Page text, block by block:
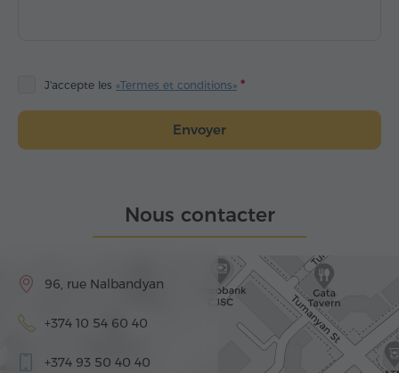
J'accepte les «Termes et conditions»
Envoyer
Nous contacter
96, rue Nalbandyan
+374 10 54 60 40
+374 93 50 40 40